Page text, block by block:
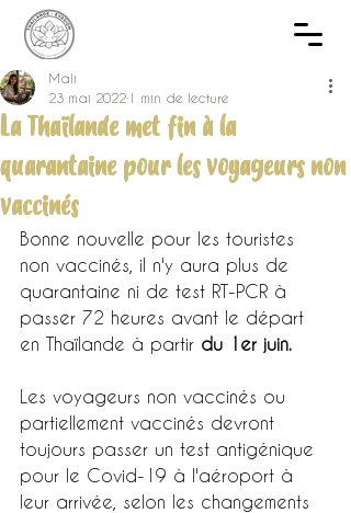
La Thaïlande met fin à la
quarantaine pour les voyageurs non
vaccinés
Mali
23 mai 2022 1 min de lecture
Bonne nouvelle pour les touristes
non vaccinés, il n'y aura plus de
quarantaine ni de test RT-PCR à
passer 72 heures avant le départ
en Thaïlande à partir du 1er juin.
Les voyageurs non vaccinés ou
partiellement vaccinés devront
toujours passer un test antigénique
pour le Covid-19 à l'aéroport à
leur arrivée, selon les changements